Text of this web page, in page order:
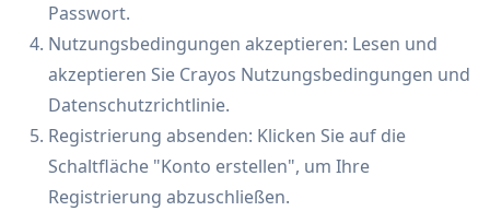
Passwort.
Nutzungsbedingungen akzeptieren: Lesen und
akzeptieren Sie Crayos Nutzungsbedingungen und
Datenschutzrichtlinie.
Registrierung absenden: Klicken Sie auf die
Schaltfläche "Konto erstellen", um Ihre
Registrierung abzuschließen.